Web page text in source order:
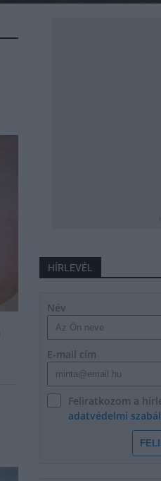
HÍRLEVÉL
Név
E-mail cím
Feliratkozom a
adatvédelmi